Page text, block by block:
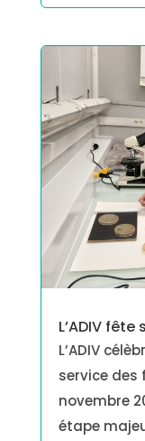
L’ADIV
L’ADIV
service des
novembre
étape